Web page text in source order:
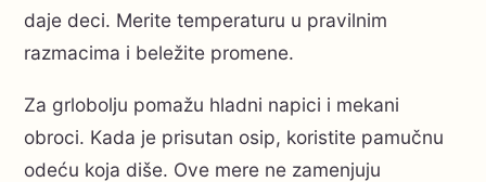
daje deci. Merite temperaturu u pravilnim
razmacima i beležite promene.
Za grlobolju pomažu hladni napici i mekani
obroci. Kada je prisutan osip, koristite pamučnu
odeću koja diše. Ove mere ne zamenjuju